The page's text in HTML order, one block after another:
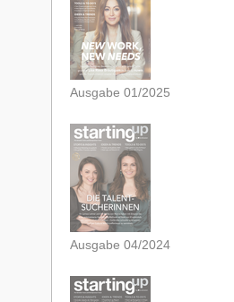
Ausgabe 01/2025
Ausgabe 04/2024